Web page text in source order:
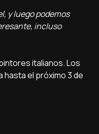
y luego podemos
incluso
italianos. Los
hasta el próximo 3 de